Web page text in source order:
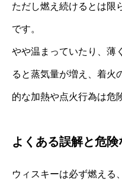
ただし燃え続けるとは限
です。
やや温まっていたり、薄
ると蒸気量が増え、着火
的な加熱や点火行為は危
よくある誤解と危険
ウィスキーは必ず燃える